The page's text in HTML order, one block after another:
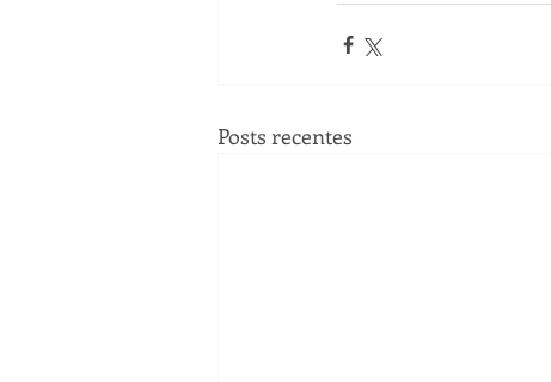
Posts recentes